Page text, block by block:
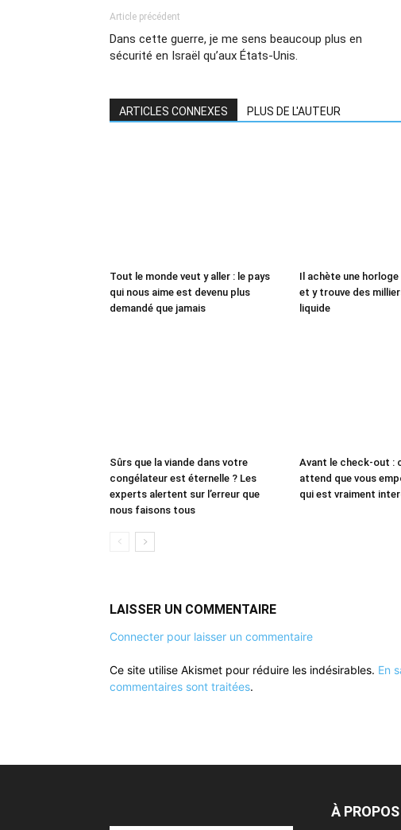
Article précédent
Dans cette guerre, je me sens beaucoup plus en
sécurité en Israël qu’aux États-Unis.
ARTICLES CONNEXES PLUS DE L'AUTEUR
Tout le monde veut y aller : le pays
qui nous aime est devenu plus
demandé que jamais
Il achète une
et y trouve des
liquide
Sûrs que la viande dans votre
congélateur est éternelle ? Les
experts alertent sur l’erreur que
nous faisons tous
Avant le check-out :
attend que vous
qui est vraiment
LAISSER UN COMMENTAIRE
Connecter pour laisser un commentaire
Ce site utilise Akismet pour réduire les indésirables. En
commentaires sont traitées.
À PROPOS